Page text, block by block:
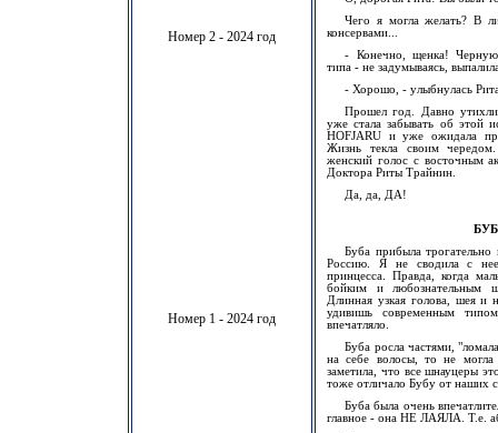
Номер 2 - 2024 год
Номер 1 - 2024 год
Чего я могла желать? В
консервами...
- Конечно, щенка! Черную
типа - не задумываясь,
- Хорошо, - улыбнулась
Прошел год. Давно
уже стала забывать об этой
HOFJARU и уже ожидала
Жизнь текла своим
женский голос с восточным
Доктора Риты Трайнин.
Да, да, ДА!
Буба прибыла
Россию. Я не сводила с
принцесса. Правда, когда
бойким и любознательным
Длинная узкая голова, шея и
удивишь современным
впечатляло.
Буба росла частями,
на себе волосы, то не
заметила, что все шнауцеры
тоже отличало Бубу от наших
Буба была очень
главное - она НЕ ЛАЯЛА. Т.е.